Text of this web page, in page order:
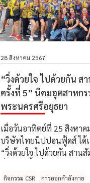
28 สิงหาคม 2567
“วิ่งด้วยใจ ไปด้วยกัน ส
ครั้งที่ 5” นิคมอุตสาหกร
พระนครศรีอยุธยา
เมื่อวันอาทิตย์ที่ 25 สิงหา
บริษัทไทยนิปปอนฟู้ดส์ ได้เ
“วิ่งด้วยใจ ไปด้วยกัน สาน
หว้า(ไฮเทค) โดยการจัดกิจก
กิจกรรม CSR การออกกำลังกาย